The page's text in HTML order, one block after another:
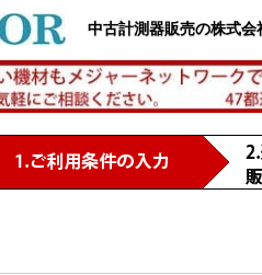
中古計測器販売の株式会